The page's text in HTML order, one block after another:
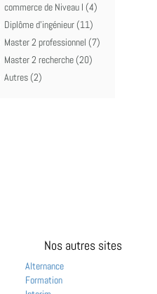
commerce de Niveau I (4)
Diplôme d'ingénieur (11)
Master 2 professionnel (7)
Master 2 recherche (20)
Autres (2)
Nos autres sites
Alternance
Formation